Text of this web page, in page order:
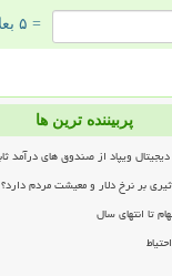
= ۵ بعلاوه ۳
پربیننده ترین ها
ویپاد از صندوق های درآمد
تا انتهای سال